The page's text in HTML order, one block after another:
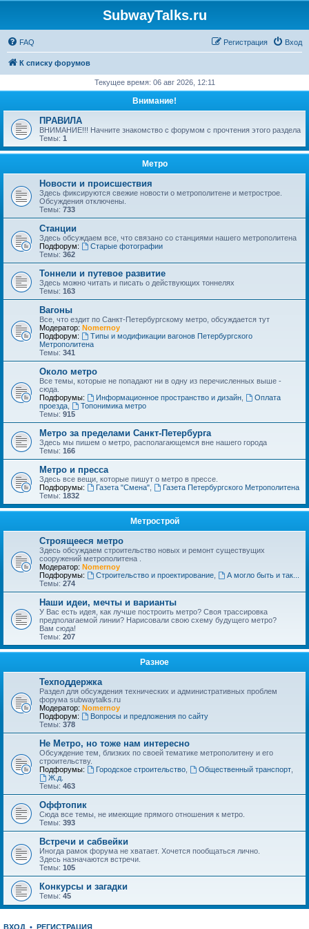
SubwayTalks.ru
FAQ Вход
Регистрация
К списку форумов
Текущее время: 06 авг 2026, 12:11
Внимание!
ПРАВИЛА
ВНИМАНИЕ!!! Начните знакомство с форумом с прочтения этого раздела
Темы: 1
Метро
Новости и происшествия
Здесь фиксируются свежие новости о метрополитене и метрострое.
Обсуждения отключены.
Темы: 733
Станции
Здесь обсуждаем все, что связано со станциями нашего метрополитена
Подфорум:
Старые фотографии
Темы: 362
Тоннели и путевое развитие
Здесь можно читать и писать о действующих тоннелях
Темы: 163
Вагоны
Все, что ездит по Санкт-Петербургскому метро, обсуждается тут
Модератор: Nomernoy
Подфорум:
Типы и модификации вагонов Петербургского
Метрополитена
Темы: 341
Около метро
Все темы, которые не попадают ни в одну из перечисленных выше -
сюда.
Подфорумы:
Информационное пространство и дизайн,
Оплата
проезда
Топонимика метро
Темы: 915
Метро за пределами Санкт-Петербурга
Здесь мы пишем о метро, располагающемся вне нашего города
Темы: 166
Метро и пресса
Здесь все вещи, которые пишут о метро в прессе.
Подфорумы:
Газета "Смена",
Газета Петербургского Метрополитена
Темы: 1832
Метрострой
Строящееся метро
Здесь обсуждаем строительство новых и ремонт существущих
сооружений метрополитена .
Модератор: Nomernoy
Подфорумы:
Строительство и проектирование,
А могло быть и так...
Темы: 274
Наши идеи, мечты и варианты
У Вас есть идея, как лучше построить метро? Своя трассировка
предполагаемой линии? Нарисовали свою схему будущего метро?
Вам сюда!
Темы: 207
Разное
Техподдержка
Раздел для обсуждения технических и административных проблем
форума subwaytalks.ru
Модератор: Nomernoy
Подфорум:
Вопросы и предложения по сайту
Темы: 378
Не Метро, но тоже нам интересно
Обсуждение тем, близких по своей тематике метрополитену и его
строительству.
Подфорумы:
Городское строительство, Общественный транспорт,
Ж.д.
Темы: 463
Оффтопик
Сюда все темы, не имеющие прямого отношения к метро.
Темы: 393
Встречи и сабвейки
Иногда рамок форума не хватает. Хочется пообщаться лично.
Здесь назначаются встречи.
Темы: 105
Конкурсы и загадки
Темы: 45
ВХОД • РЕГИСТРАЦИЯ